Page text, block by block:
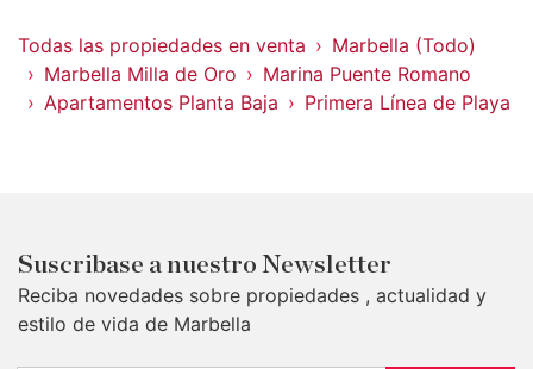
Todas las propiedades en venta
Marbella (Todo)
Marbella Milla de Oro
Marina Puente Romano
Apartamentos Planta Baja
Primera Línea de Playa
Suscribase a nuestro Newsletter
Reciba novedades sobre propiedades , actualidad y
estilo de vida de Marbella